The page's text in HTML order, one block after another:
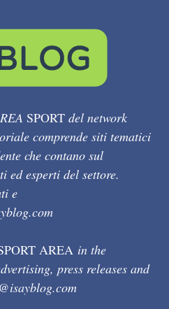
SPORT del network
comprende siti tematici
che contano sul
ed esperti del settore.
e
AREA in the
press releases and